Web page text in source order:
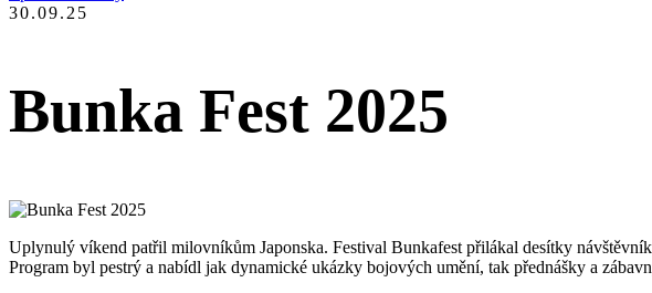
30.09.25
Bunka Fest 2025
Uplynulý víkend patřil milovníkům Japonska. Festival Bunkafest přilákal desítky
Program byl pestrý a nabídl jak dynamické ukázky bojových umění, tak přednášky a